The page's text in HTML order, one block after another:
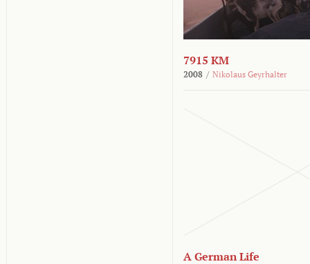
7915 KM
2008 / Nikolaus Geyrhalter
A German Life